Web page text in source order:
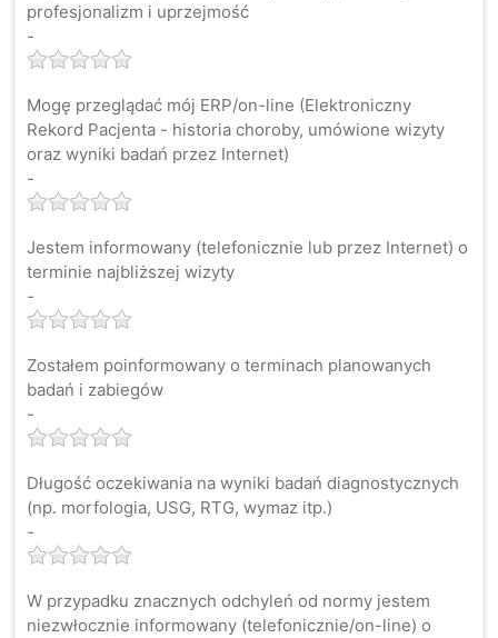
profesjonalizm i uprzejmość
-
Mogę przeglądać mój ERP/on-line (Elektroniczny
Rekord Pacjenta - historia choroby, umówione wizyty
oraz wyniki badań przez Internet)
-
Jestem informowany (telefonicznie lub przez Internet) o
terminie najbliższej wizyty
-
Zostałem poinformowany o terminach planowanych
badań i zabiegów
-
Długość oczekiwania na wyniki badań diagnostycznych
(np. morfologia, USG, RTG, wymaz itp.)
-
W przypadku znacznych odchyleń od normy jestem
niezwłocznie informowany (telefonicznie/on-line) o